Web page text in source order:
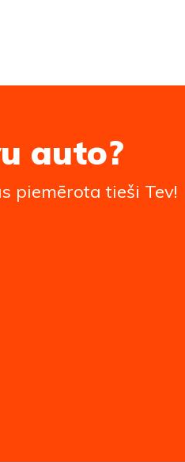
auto?
piemērota tieši Tev!